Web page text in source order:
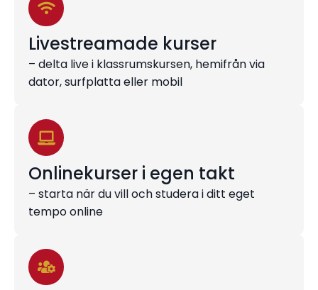
Livestreamade kurser
– delta live i klassrumskursen, hemifrån via
dator, surfplatta eller mobil
Onlinekurser i egen takt
– starta när du vill och studera i ditt eget
tempo online